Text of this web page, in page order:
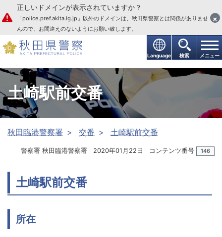
本文へ
Language 検索 メニュー
正しいドメインが表示されていますか？
「police.pref.akita.lg.jp」以外のドメインは、秋田県警察とは関係がありませ
んので、お間違えのないようにお願い致します。
×
土崎駅前交番
秋田臨港警察署 交番 土崎駅前交番
警察署 秋田臨港警察署 2020年01月22日 コンテンツ番号 146
土崎駅前交番
所在